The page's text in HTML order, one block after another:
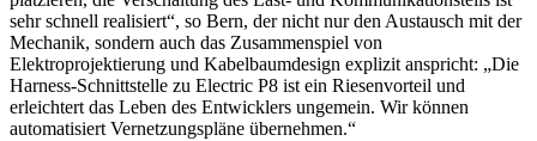
sehr schnell realisiert“, so Bern, der nicht nur den Austausch mit der
Mechanik, sondern auch das Zusammenspiel von
Elektroprojektierung und Kabelbaumdesign explizit anspricht: „Die
Harness-Schnittstelle zu Electric P8 ist ein Riesenvorteil und
erleichtert das Leben des Entwicklers ungemein. Wir können
automatisiert Vernetzungspläne übernehmen.“